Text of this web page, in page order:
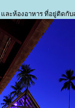
ละห้องอาหาร ที่อยู่ติดกับ